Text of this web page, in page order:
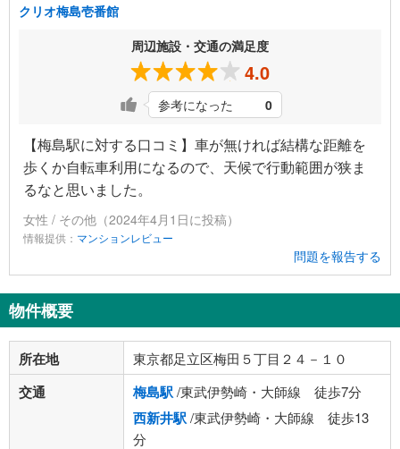
クリオ梅島壱番館
周辺施設・交通の満足度
4.0
参考になった 0
【梅島駅に対する口コミ】車が無ければ結構な距離を
歩くか自転車利用になるので、天候で行動範囲が狭ま
るなと思いました。
女性 / その他（2024年4月1日に投稿）
情報提供： マンションレビュー
問題を報告する
物件概要
所在地 東京都足立区梅田５丁目２４－１０
交通 梅島駅/東武伊勢崎・大師線 徒歩7分
西新井駅/東武伊勢崎・大師線 徒歩13
分